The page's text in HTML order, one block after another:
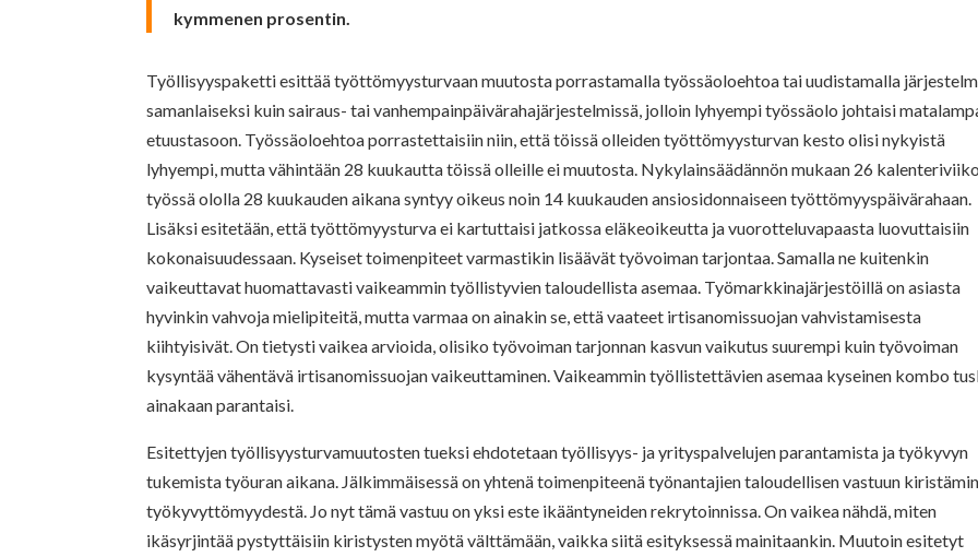
kymmenen prosentin.
Työllisyyspaketti esittää työttömyysturvaan muutosta porrastamalla työssäoloehtoa tai uudistamalla
samanlaiseksi kuin sairaus- tai vanhempainpäivärahajärjestelmissä, jolloin lyhyempi työssäolo johtaisi
etuustasoon. Työssäoloehtoa porrastettaisiin niin, että töissä olleiden työttömyysturvan kesto olisi nykyistä
lyhyempi, mutta vähintään 28 kuukautta töissä olleille ei muutosta. Nykylainsäädännön mukaan 26
työssä ololla 28 kuukauden aikana syntyy oikeus noin 14 kuukauden ansiosidonnaiseen työttömyyspäivärahaan.
Lisäksi esitetään, että työttömyysturva ei kartuttaisi jatkossa eläkeoikeutta ja vuorotteluvapaasta luovuttaisiin
kokonaisuudessaan. Kyseiset toimenpiteet varmastikin lisäävät työvoiman tarjontaa. Samalla ne kuitenkin
vaikeuttavat huomattavasti vaikeammin työllistyvien taloudellista asemaa. Työmarkkinajärjestöillä on asiasta
hyvinkin vahvoja mielipiteitä, mutta varmaa on ainakin se, että vaateet irtisanomissuojan vahvistamisesta
kiihtyisivät. On tietysti vaikea arvioida, olisiko työvoiman tarjonnan kasvun vaikutus suurempi kuin työvoiman
kysyntää vähentävä irtisanomissuojan vaikeuttaminen. Vaikeammin työllistettävien asemaa kyseinen kombo
ainakaan parantaisi.
Esitettyjen työllisyysturvamuutosten tueksi ehdotetaan työllisyys- ja yrityspalvelujen parantamista ja työkyvyn
tukemista työuran aikana. Jälkimmäisessä on yhtenä toimenpiteenä työnantajien taloudellisen vastuun
työkyvyttömyydestä. Jo nyt tämä vastuu on yksi este ikääntyneiden rekrytoinnissa. On vaikea nähdä, miten
ikäsyrjintää pystyttäisiin kiristysten myötä välttämään, vaikka siitä esityksessä mainitaankin. Muutoin esitetyt